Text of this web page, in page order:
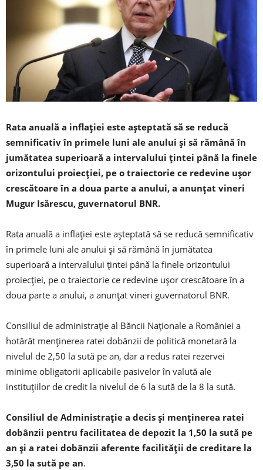
Rata anuală a inflaţiei este aşteptată să se reducă
semnificativ în primele luni ale anului şi să rămână în
jumătatea superioară a intervalului ţintei până la finele
orizontului proiecţiei, pe o traiectorie ce redevine uşor
crescătoare în a doua parte a anului, a anunţat vineri
Mugur Isărescu, guvernatorul BNR.
Rata anuală a inflaţiei este aşteptată să se reducă semnificativ
în primele luni ale anului şi să rămână în jumătatea
superioară a intervalului ţintei până la finele orizontului
proiecţiei, pe o traiectorie ce redevine uşor crescătoare în a
doua parte a anului, a anunţat vineri guvernatorul BNR.
Consiliul de administraţie al Băncii Naţionale a României a
hotărât menţinerea ratei dobânzii de politică monetară la
nivelul de 2,50 la sută pe an, dar a redus ratei rezervei
minime obligatorii aplicabile pasivelor în valută ale
instituţiilor de credit la nivelul de 6 la sută de la 8 la sută.
Consiliul de Administraţie a decis şi menţinerea ratei
dobânzii pentru facilitatea de depozit la 1,50 la sută pe
an şi a ratei dobânzii aferente facilităţii de creditare la
3,50 la sută pe an.